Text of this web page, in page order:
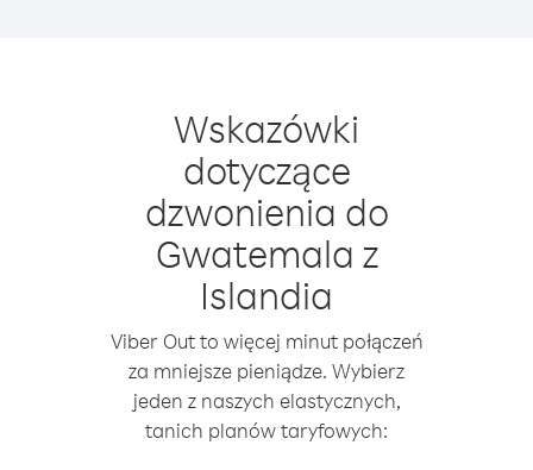
Wskazówki
dotyczące
dzwonienia do
Gwatemala z
Islandia
Viber Out to więcej minut połączeń
za mniejsze pieniądze. Wybierz
jeden z naszych elastycznych,
tanich planów taryfowych: